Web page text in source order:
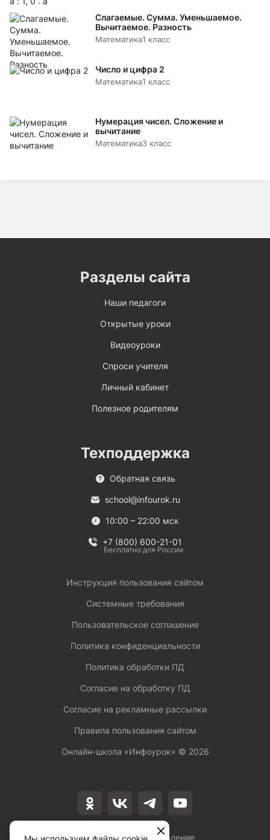
Слагаемые. Сумма. Уменьшаемое.
Вычитаемое. Разность
Математика1 класс
Число и цифра 2
Математика1 класс
Нумерация чисел. Сложение и
вычитание
Математика3 класс
Лицензия на осуществление
Разделы сайта
Наши педагоги
Открытые уроки
Видеоуроки
Спроси учителя
Личный кабинет
Полезное родителям
Техподдержка
Обратная связь
school@infourok.ru
10:00 – 22:00 мск
+7 (800) 600-21-01
Бесплатно для России
Инструкция пользования сайтом
Системные требования
Пользовательское соглашение
Политика конфиденциальности
Политика обработки ПД
Согласие на обработку ПД
Согласие на рекламные рассылки
Правила пользования сайтом
Онлайн-школа «Инфоурок» © 2026